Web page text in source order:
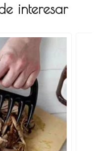
interesar